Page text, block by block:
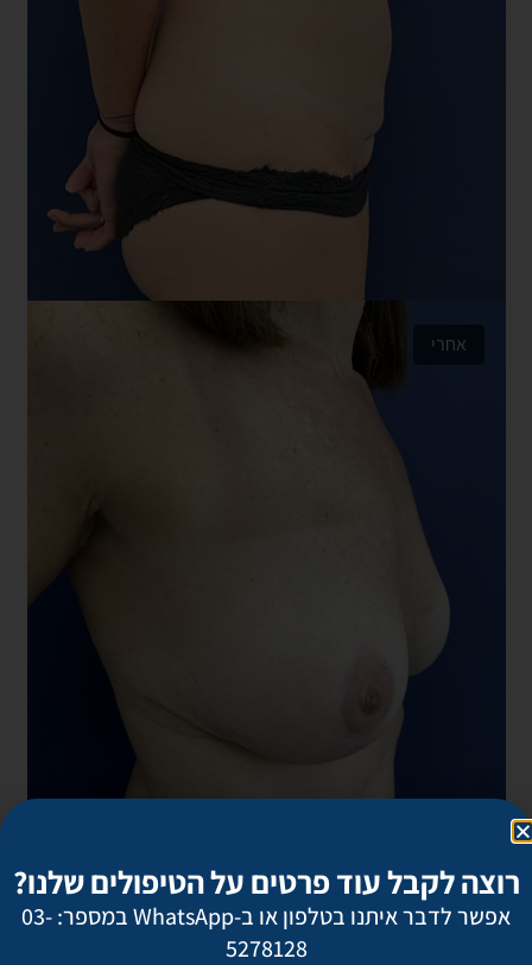
רוצה לקבל עוד פרטים על הטיפולים שלנו?
אפשר לדבר איתנו בטלפון או ב-WhatsApp במספר: 03-
5278128